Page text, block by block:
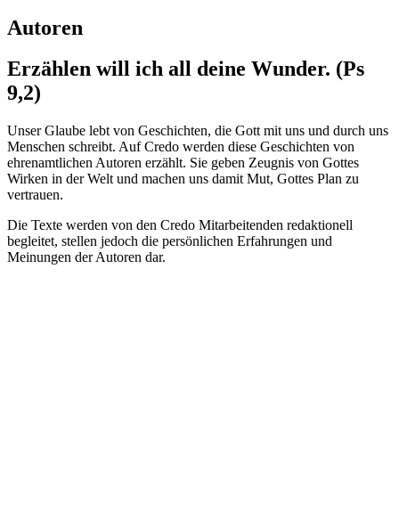
Autoren
Erzählen will ich all deine Wunder. (Ps
9,2)
Unser Glaube lebt von Geschichten, die Gott mit uns und durch uns
Menschen schreibt. Auf Credo werden diese Geschichten von
ehrenamtlichen Autoren erzählt. Sie geben Zeugnis von Gottes
Wirken in der Welt und machen uns damit Mut, Gottes Plan zu
vertrauen.
Die Texte werden von den Credo Mitarbeitenden redaktionell
begleitet, stellen jedoch die persönlichen Erfahrungen und
Meinungen der Autoren dar.